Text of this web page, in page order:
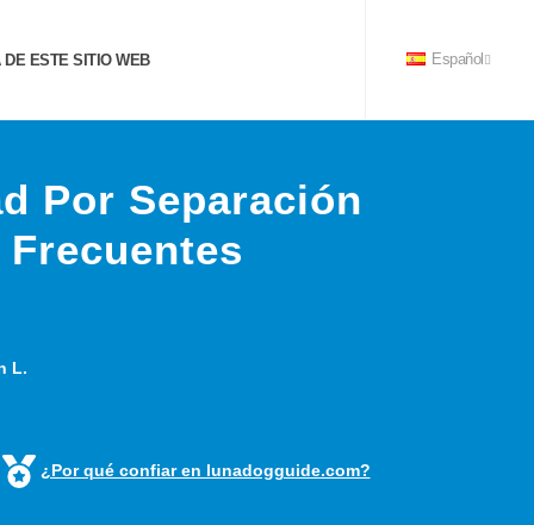
DE ESTE SITIO WEB Español
Por Separación
L.
¿Por qué confiar en lunadogguide.com?